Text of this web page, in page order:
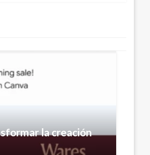
la creación